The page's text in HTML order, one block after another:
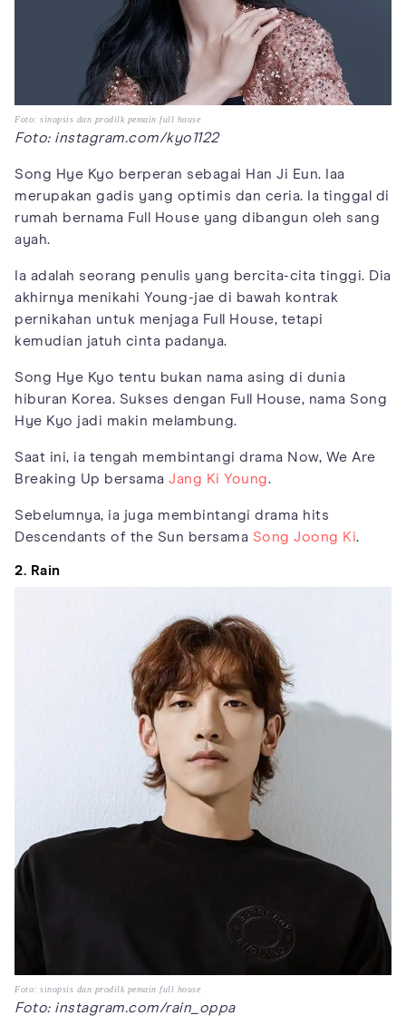
Foto: sinopsis dan prodilk pemain full house
Foto: instagram.com/kyo1122
Song Hye Kyo berperan sebagai Han Ji Eun. Iaa
merupakan gadis yang optimis dan ceria. Ia tinggal di
rumah bernama Full House yang dibangun oleh sang
ayah.
Ia adalah seorang penulis yang bercita-cita tinggi. Dia
akhirnya menikahi Young-jae di bawah kontrak
pernikahan untuk menjaga Full House, tetapi
kemudian jatuh cinta padanya.
Song Hye Kyo tentu bukan nama asing di dunia
hiburan Korea. Sukses dengan Full House, nama Song
Hye Kyo jadi makin melambung.
Saat ini, ia tengah membintangi drama Now, We Are
Breaking Up bersama Jang Ki Young.
Sebelumnya, ia juga membintangi drama hits
Descendants of the Sun bersama Song Joong Ki.
2. Rain
Foto: sinopsis dan prodilk pemain full house
Foto: instagram.com/rain_oppa